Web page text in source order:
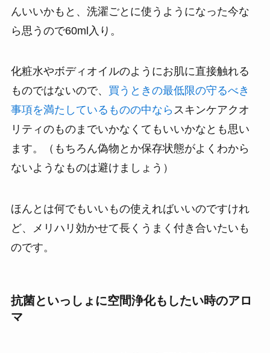
んいいかもと、洗濯ごとに使うようになった今な
ら思うので60ml入り。
化粧水やボディオイルのようにお肌に直接触れる
ものではないので、 買うときの最低限の守るべき
事項を満たしているものの中なら スキンケアクオ
リティのものまでいかなくてもいいかなとも思い
ます。（もちろん偽物とか保存状態がよくわから
ないようなものは避けましょう）
ほんとは何でもいいもの使えればいいのですけれ
ど、メリハリ効かせて長くうまく付き合いたいも
のです。
抗菌といっしょに空間浄化もしたい時のアロ
マ